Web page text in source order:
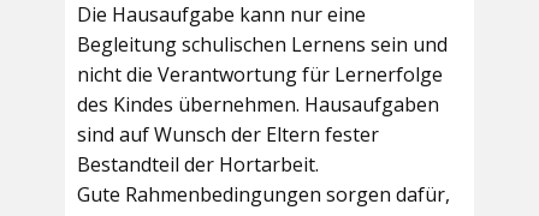
Die Hausaufgabe kann nur eine
Begleitung schulischen Lernens sein und
nicht die Verantwortung für Lernerfolge
des Kindes übernehmen. Hausaufgaben
sind auf Wunsch der Eltern fester
Bestandteil der Hortarbeit.
Gute Rahmenbedingungen sorgen dafür,